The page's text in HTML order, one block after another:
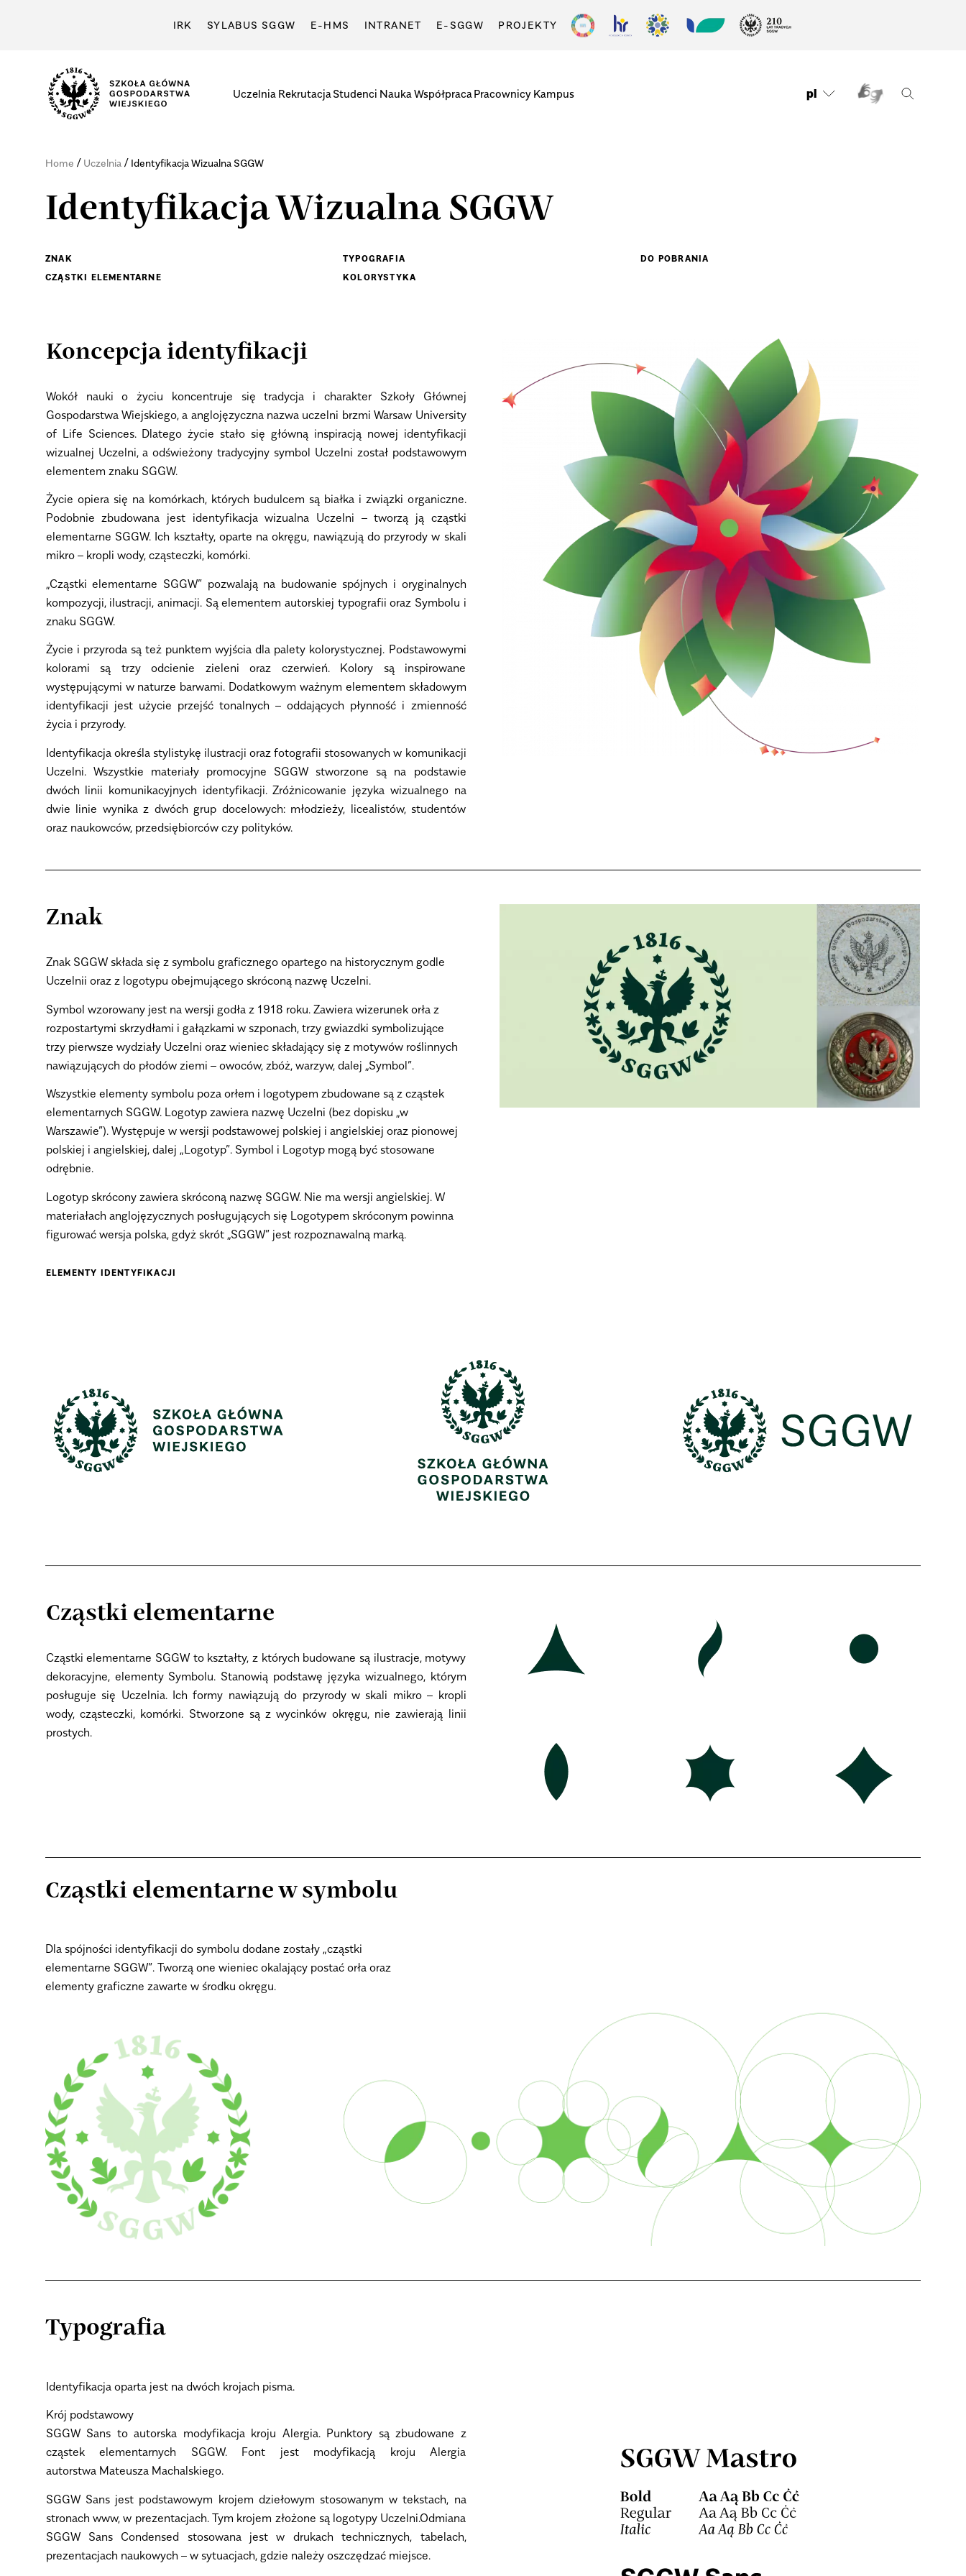
IRK SYLABUS SGGW E-HMS INTRANET E-SGGW PROJEKTY
Uczelnia Rekrutacja Studenci Nauka Współpraca Pracownicy Kampus pl
Home / Uczelnia/ Identyfikacja Wizualna SGGW
Identyfikacja Wizualna SGGW
ZNAK
CZĄSTKI ELEMENTARNE
TYPOGRAFIA
KOLORYSTYKA
DO POBRANIA
Koncepcja identyfikacji
Wokół nauki o życiu koncentruje się tradycja i charakter Szkoły Głównej
Gospodarstwa Wiejskiego, a anglojęzyczna nazwa uczelni brzmi Warsaw University
of Life Sciences. Dlatego życie stało się główną inspiracją nowej identyfikacji
wizualnej Uczelni, a odświeżony tradycyjny symbol Uczelni został podstawowym
elementem znaku SGGW.
Życie opiera się na komórkach, których budulcem są białka i związki organiczne.
Podobnie zbudowana jest identyfikacja wizualna Uczelni – tworzą ją cząstki
elementarne SGGW. Ich kształty, oparte na okręgu, nawiązują do przyrody w skali
mikro – kropli wody, cząsteczki, komórki.
„Cząstki elementarne SGGW” pozwalają na budowanie spójnych i oryginalnych
kompozycji, ilustracji, animacji. Są elementem autorskiej typografii oraz Symbolu i
znaku SGGW.
Życie i przyroda są też punktem wyjścia dla palety kolorystycznej. Podstawowymi
kolorami są trzy odcienie zieleni oraz czerwień. Kolory są inspirowane
występującymi w naturze barwami. Dodatkowym ważnym elementem składowym
identyfikacji jest użycie przejść tonalnych – oddających płynność i zmienność
życia i przyrody.
Identyfikacja określa stylistykę ilustracji oraz fotografii stosowanych w komunikacji
Uczelni. Wszystkie materiały promocyjne SGGW stworzone są na podstawie
dwóch linii komunikacyjnych identyfikacji. Zróżnicowanie języka wizualnego na
dwie linie wynika z dwóch grup docelowych: młodzieży, licealistów, studentów
oraz naukowców, przedsiębiorców czy polityków.
Znak
Znak SGGW składa się z symbolu graficznego opartego na historycznym godle
Uczelnii oraz z logotypu obejmującego skróconą nazwę Uczelni.
Symbol wzorowany jest na wersji godła z 1918 roku. Zawiera wizerunek orła z
rozpostartymi skrzydłami i gałązkami w szponach, trzy gwiazdki symbolizujące
trzy pierwsze wydziały Uczelni oraz wieniec składający się z motywów roślinnych
nawiązujących do płodów ziemi – owoców, zbóż, warzyw, dalej „Symbol”.
Wszystkie elementy symbolu poza orłem i logotypem zbudowane są z cząstek
elementarnych SGGW. Logotyp zawiera nazwę Uczelni (bez dopisku „w
Warszawie”). Występuje w wersji podstawowej polskiej i angielskiej oraz pionowej
polskiej i angielskiej, dalej „Logotyp”. Symbol i Logotyp mogą być stosowane
odrębnie.
Logotyp skrócony zawiera skróconą nazwę SGGW. Nie ma wersji angielskiej. W
materiałach anglojęzycznych posługujących się Logotypem skróconym powinna
figurować wersja polska, gdyż skrót „SGGW” jest rozpoznawalną marką.
ELEMENTY IDENTYFIKACJI
Cząstki elementarne
Cząstki elementarne SGGW to kształty, z których budowane są ilustracje, motywy
dekoracyjne, elementy Symbolu. Stanowią podstawę języka wizualnego, którym
posługuje się Uczelnia. Ich formy nawiązują do przyrody w skali mikro – kropli
wody, cząsteczki, komórki. Stworzone są z wycinków okręgu, nie zawierają linii
prostych.
Cząstki elementarne w symbolu
Dla spójności identyfikacji do symbolu dodane zostały „cząstki
elementarne SGGW”. Tworzą one wieniec okalający postać orła oraz
elementy graficzne zawarte w środku okręgu.
Typografia
Identyfikacja oparta jest na dwóch krojach pisma.
Krój podstawowy
SGGW Sans to autorska modyfikacja kroju Alergia. Punktory są zbudowane z
cząstek elementarnych SGGW. Font jest modyfikacją kroju Alergia
autorstwa Mateusza Machalskiego.
SGGW Sans jest podstawowym krojem dziełowym stosowanym w tekstach, na
stronach www, w prezentacjach. Tym krojem złożone są logotypy Uczelni.Odmiana
SGGW Sans Condensed stosowana jest w drukach technicznych, tabelach,
prezentacjach naukowych – w sytuacjach, gdzie należy oszczędzać miejsce.